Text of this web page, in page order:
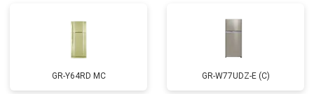
GR-Y64RD MC GR-W77UDZ-E (C)